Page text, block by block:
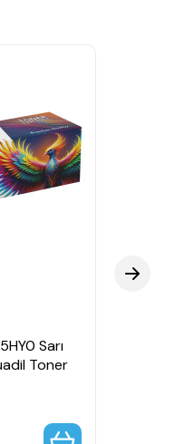
Sarı
Toner